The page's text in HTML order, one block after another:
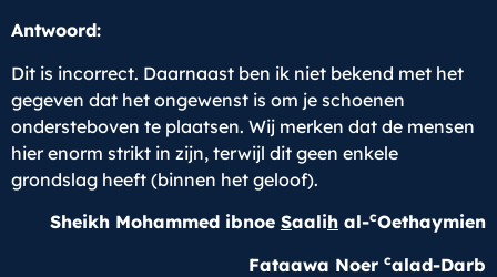
Antwoord:
Dit is incorrect. Daarnaast ben ik niet bekend met het
gegeven dat het ongewenst is om je schoenen
ondersteboven te plaatsen. Wij merken dat de mensen
hier enorm strikt in zijn, terwijl dit geen enkele
grondslag heeft (binnen het geloof).
Sheikh Mohammed ibnoe Saalih al-cOethaymien
Fataawa Noer calad-Darb